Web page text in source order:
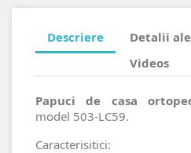
Descriere
Detalii
Videos
Papuci de casa
model 503-LC59.
Caracterisitici: